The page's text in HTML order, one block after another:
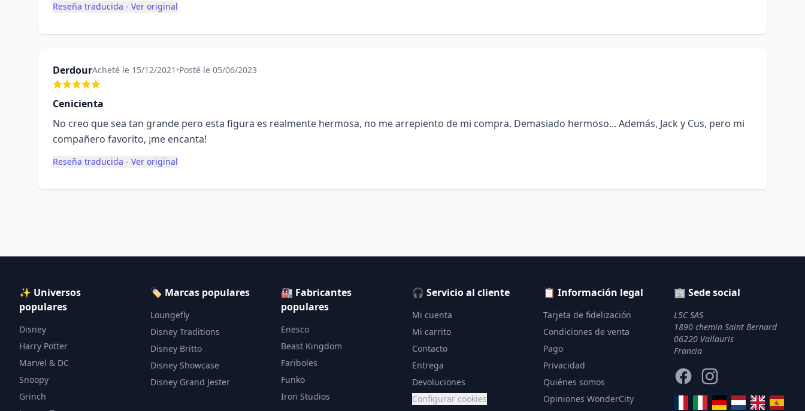
Reseña traducida - Ver original
DerdourAcheté le 15/12/2021 •Posté le 05/06/2023
Cenicienta
No creo que sea tan grande pero esta figura es realmente hermosa, no me arrepiento de mi compra. Demasiado hermoso... Además, Jack y Cus, pero mi
compañero favorito, ¡me encanta!
Reseña traducida - Ver original
✨ Universos
populares
Disney
Harry Potter
Marvel & DC
Snoopy
Grinch
🏷️ Marcas populares
Loungefly
Disney Traditions
Disney Britto
Disney Showcase
Disney Grand Jester
🏭 Fabricantes
populares
Enesco
Beast Kingdom
Fariboles
Funko
Iron Studios
🎧 Servicio al cliente
Mi cuenta
Mi carrito
Contacto
Entrega
Devoluciones
Configurar cookies
📋 Información legal
Tarjeta de fidelización
Condiciones de venta
Pago
Privacidad
Quiénes somos
Opiniones WonderCity
🏢 Sede social
L5C SAS
1890 chemin Saint Bernard
06220 Vallauris
Francia
FacebookInstagram